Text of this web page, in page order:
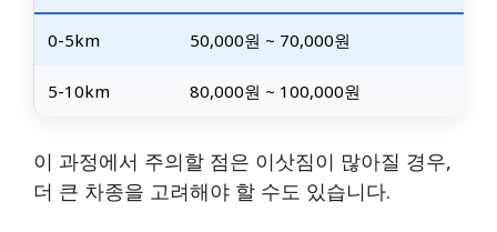
0-5km 50,000원 ~ 70,000원
5-10km 80,000원 ~ 100,000원
이 과정에서 주의할 점은 이삿짐이 많아질 경우,
더 큰 차종을 고려해야 할 수도 있습니다.